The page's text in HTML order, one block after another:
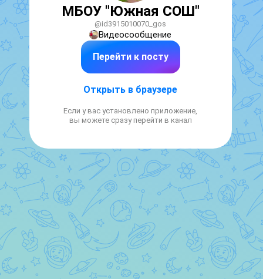
МБОУ "Южная СОШ"
@id3915010070_gos
Видеосообщение
Перейти к посту
Открыть в браузере
Если у вас установлено приложение,
вы можете сразу перейти в канал